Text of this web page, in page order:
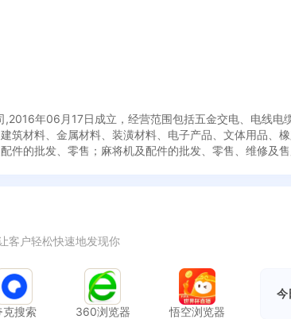
,2016年06月17日成立，经营范围包括五金交电、电线
筑材料、金属材料、装潢材料、电子产品、文体用品
件的批发、零售；麻将机及配件的批发、零售、维修
客户轻松快速地发现你
克搜索 360浏览器 悟空浏览器
今